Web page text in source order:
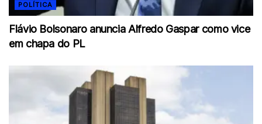
POLÍTICA
Flávio Bolsonaro anuncia Alfredo Gaspar como vice
em chapa do PL